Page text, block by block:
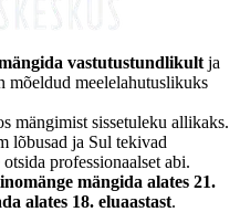
vastutustundlikult ja
mõeldud meelelahutuslikuks
mängimist sissetuleku allikaks.
lõbusad ja Sul tekivad
professionaalset abi.
mängida alates 21.
alates 18. eluaastast.